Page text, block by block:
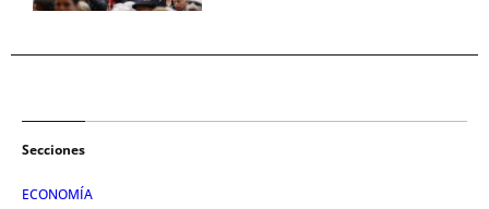
Secciones
ECONOMÍA